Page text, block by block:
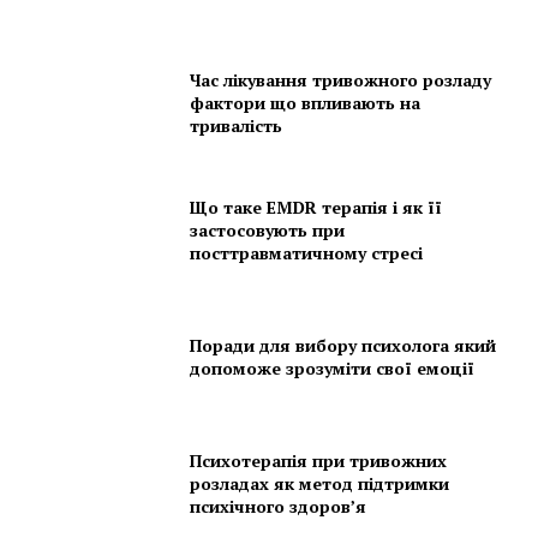
Час лікування тривожного розладу
фактори що впливають на
тривалість
Що таке EMDR терапія і як її
застосовують при
посттравматичному стресі
Поради для вибору психолога який
допоможе зрозуміти свої емоції
Психотерапія при тривожних
розладах як метод підтримки
психічного здоров’я